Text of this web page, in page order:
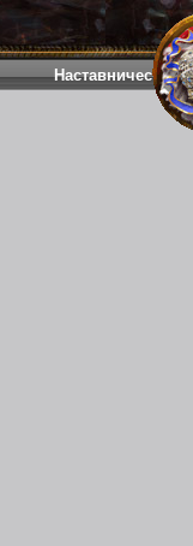
Наставничество